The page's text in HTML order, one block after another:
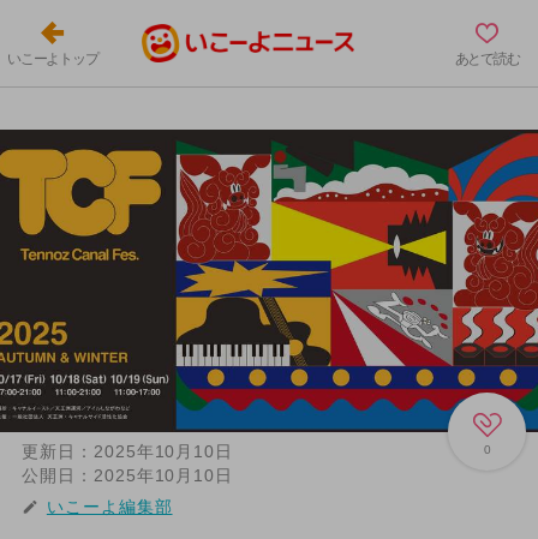
いこーよトップ あとで読む
0
更新日： 2025年10月10日
公開日： 2025年10月10日
いこーよ編集部